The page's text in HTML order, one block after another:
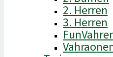
2. Herren
3. Herren